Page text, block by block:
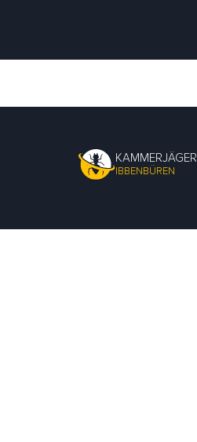
KAMMERJÄGER
IBBENBÜREN